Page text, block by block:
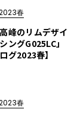
春
峰のリムデザイ
ングG025LC」
グ2023春】
春